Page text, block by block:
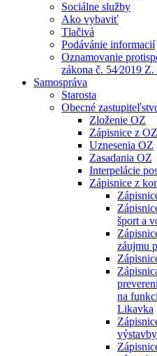
Sociálne služby
Ako vybaviť
Tlačivá
Podávánie informacií
Oznamovanie
zákona č. 54⁄2019 Z.
Samospráva
Starosta
Obecné
Zloženie OZ
Zápisnice z OZ
Uznesenia OZ
Zasadania OZ
Interpelácie
Zápisnice z
šport a
záujmu
na
Likavka
výstavby